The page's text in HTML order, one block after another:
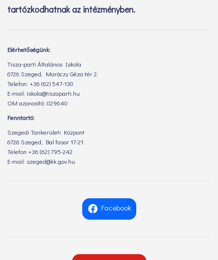
tartózkodhatnak az intézményben.
Elérhetőségünk:
Tisza-parti Általános Iskola
6726 Szeged, Maróczy Géza tér 2.
Telefon: +36 (62) 547-130
E-mail: iskola@tiszaparti.hu
OM azonosító: 029640
Fenntartó:
Szegedi Tankerületi Központ
6726 Szeged, Bal fasor 17-21.
Telefon +36 (62) 795-242
E-mail: szeged@kk.gov.hu
Facebook